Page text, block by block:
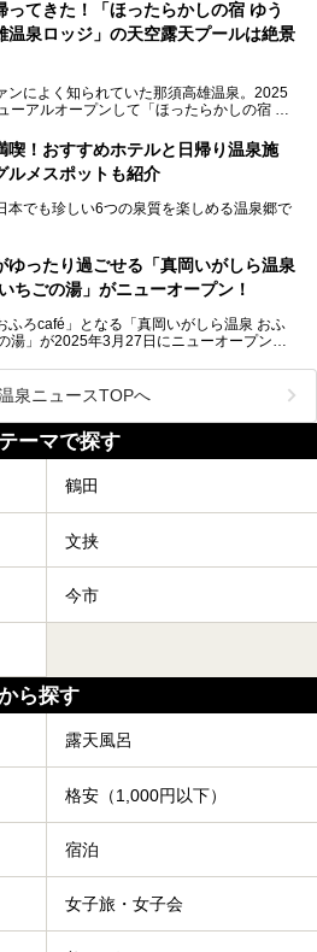
温泉物語ホテルズ＆リゾーツ株式会社【P
戸温泉物語Premium 鬼怒川観光ホテルのPR
ナ、掛け流しの水風呂、天然温泉の露天風
憩室など備えて、決して大規模施設ではあり
川温泉観光の行き帰りに、はたまたサウナで
ュするための目的地に！ぜひオススメしたい
時間制限も無いので1人1,500円でひがな一
を楽しんでお昼も食べてごろごろできちゃい
ってきた！「ほったらかしの宿 ゆう
温泉ロッジ」の天空露天プールは絶景
ンによく知られていた那須高雄温泉。2025
ーアルオープンして「ほったらかしの宿 ゆ
街から少し離れた静かな環境、一軒宿ゆえに
呂からの絶景、日帰り入浴や素泊まりで気楽
あたり4,500円～と、思い立ったらすぐに
ニア・ホスピタリティ株式会社【PR】
たらかしの宿 ゆうふり那須高雄温泉ロッジ
喫！おすすめホテルと日帰り温泉施
ルメスポットも紹介
本でも珍しい6つの泉質を楽しめる温泉郷で
ある箒川のほとりに11の温泉地が点在し、
人々から癒やしの場として愛されてきまし
豊かな自然を感じられる観光スポットや、こ
ないご当地グルメなど、多彩な魅力がある北
塩原温泉の概要や魅力とともに、おすすめの
・グルメスポット、日帰り温泉を順に紹介し
つもの温泉旅行とは一味違う旅行体験をして
ゆったり過ごせる「真岡いがしら温泉
ちごの湯」がニューオープン！
ふろcafé」となる「真岡いがしら温泉 おふ
湯」が2025年3月27日にニューオープンす
然温泉のお風呂をはじめ、リラックスエリア
、カフェレストランなど、施設の隅々までチ
した！
泉ニュースTOPへ
ーマで探す
鶴田
文挟
今市
ら探す
露天風呂
格安（1,000円以下）
宿泊
女子旅・女子会